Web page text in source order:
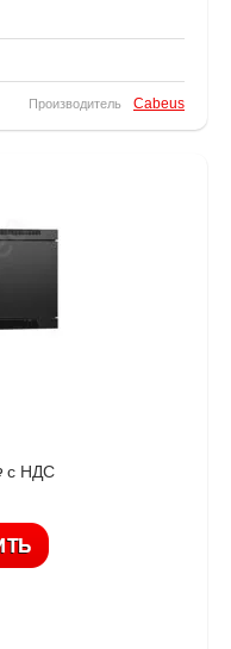
Производитель Cabeus
с НДС